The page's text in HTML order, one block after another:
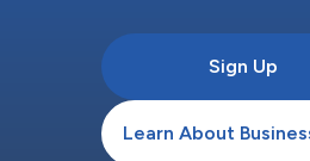
Sign Up
Learn About